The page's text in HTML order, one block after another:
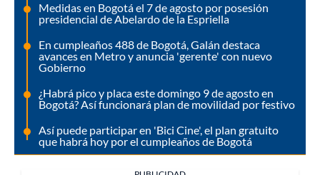
Medidas en Bogotá el 7 de agosto por posesión
presidencial de Abelardo de la Espriella
En cumpleaños 488 de Bogotá, Galán destaca
avances en Metro y anuncia 'gerente' con nuevo
Gobierno
¿Habrá pico y placa este domingo 9 de agosto en
Bogotá? Así funcionará plan de movilidad por festivo
Así puede participar en 'Bici Cine', el plan gratuito
que habrá hoy por el cumpleaños de Bogotá